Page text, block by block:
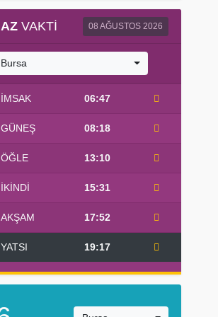
VAKTI 08 AĞUSTOS 2026
Bursa
İMSAK 06:47
GÜNEŞ 08:18
ÖĞLE 13:10
İKINDI 15:31
AKŞAM 17:52
YATSI 19:17